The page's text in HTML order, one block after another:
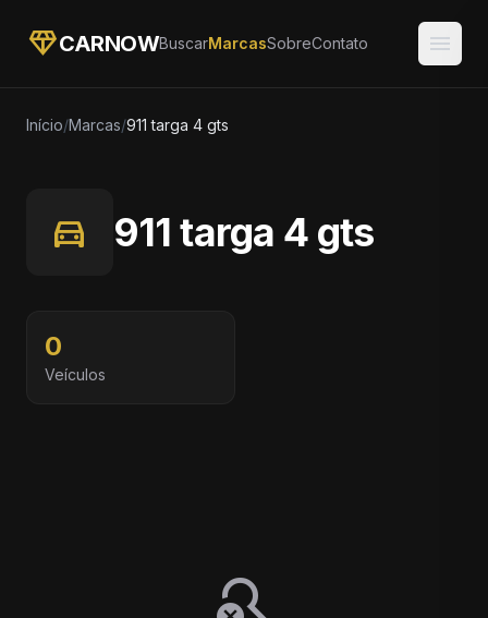
diamondCARNOWBuscarMarcasSobreContato menu
Início/Marcas/911 targa 4 gts
directions_car 911 targa 4 gts
0
Veículos